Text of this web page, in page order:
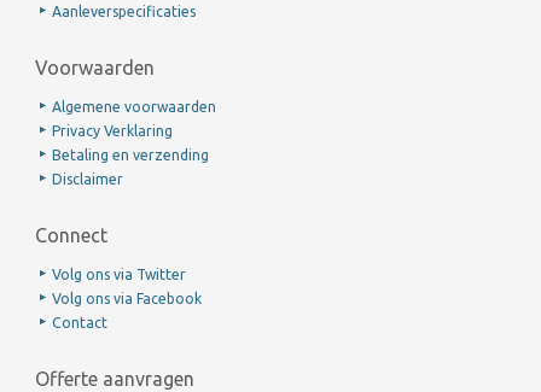
Aanleverspecificaties
Voorwaarden
Algemene voorwaarden
Privacy Verklaring
Betaling en verzending
Disclaimer
Connect
Volg ons via Twitter
Volg ons via Facebook
Contact
Offerte aanvragen